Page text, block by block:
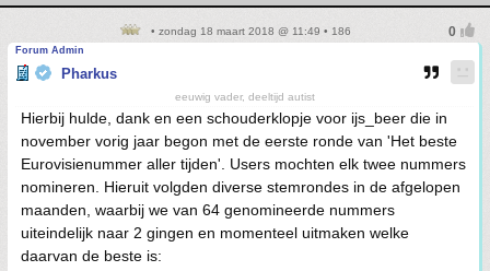
• zondag 18 maart 2018 @ 11:49 • 186
Forum Admin
Pharkus
eeuwig vader, deeltijd autist
Hierbij hulde, dank en een schouderklopje voor ijs_beer die in
november vorig jaar begon met de eerste ronde van 'Het beste
Eurovisienummer aller tijden'. Users mochten elk twee nummers
nomineren. Hieruit volgden diverse stemrondes in de afgelopen
maanden, waarbij we van 64 genomineerde nummers
uiteindelijk naar 2 gingen en momenteel uitmaken welke
daarvan de beste is: